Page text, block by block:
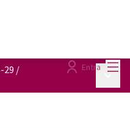
Entra
29 /